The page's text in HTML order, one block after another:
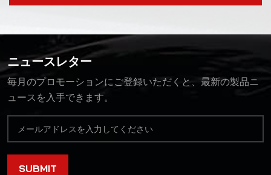
ニュースレター
毎月のプロモーションにご登録いただくと、最新の製品ニ
ュースを入手できます。